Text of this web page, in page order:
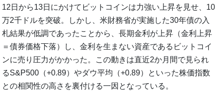
12日から13日にかけてビットコインは力強い上昇を見せ、10
万2千ドルを突破。しかし、米財務省が実施した30年債の入
札結果が低調であったことから、長期金利が上昇（金利上昇
＝債券価格下落）し、金利を生まない資産であるビットコイ
ンに売り圧力がかかった。この動きは直近2か月間で見られ
るS&P500（+0.89）やダウ平均（+0.89）といった株価指数
との相関性の高さを裏付ける一因となっている。